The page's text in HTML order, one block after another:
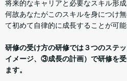
将来的なキャリアと必要なスキル形
何故あなたがこのスキルを身につけ
て初めて自律的に成長することが可能
研修の受け方の研修では３つのステ
イメージ、③成長の計画）で研修を
ます。